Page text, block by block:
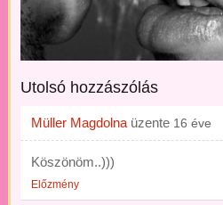
Utolsó hozzászólás
Müller Magdolna üzente 16 éve
Köszönöm..)))
Előzmény